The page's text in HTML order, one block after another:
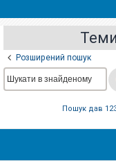
е
с
т
р
я
Розширений пошук
Пошук дав